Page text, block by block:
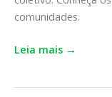
comunidades.
7
veja
pilares
Leia mais →